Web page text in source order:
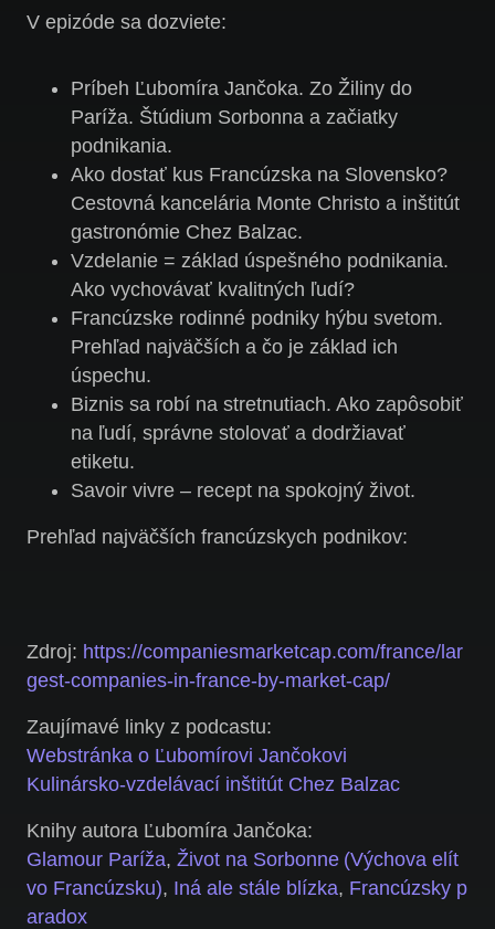
V epizóde sa dozviete:
Príbeh Ľubomíra Jančoka. Zo Žiliny do
Paríža. Štúdium Sorbonna a začiatky
podnikania.
Ako dostať kus Francúzska na Slovensko?
Cestovná kancelária Monte Christo a inštitút
gastronómie Chez Balzac.
Vzdelanie = základ úspešného podnikania.
Ako vychovávať kvalitných ľudí?
Francúzske rodinné podniky hýbu svetom.
Prehľad najväčších a čo je základ ich
úspechu.
Biznis sa robí na stretnutiach. Ako zapôsobiť
na ľudí, správne stolovať a dodržiavať
etiketu.
Savoir vivre – recept na spokojný život.
Prehľad najväčších francúzskych podnikov:
Zdroj: https://companiesmarketcap.com/france/lar
gest-companies-in-france-by-market-cap/
Zaujímavé linky z podcastu:
Webstránka o Ľubomírovi Jančokovi
Kulinársko-vzdelávací inštitút Chez Balzac
Knihy autora Ľubomíra Jančoka:
Glamour Paríža, Život na Sorbonne (Výchova elít
vo Francúzsku), Iná ale stále blízka, Francúzsky p
aradox